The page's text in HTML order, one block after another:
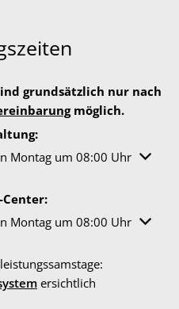
grundsätzlich nur nach
möglich.
oder Schließzeiten
Montag um 08:00 Uhr
Center:
oder Schließzeiten
Montag um 08:00 Uhr
ersichtlich